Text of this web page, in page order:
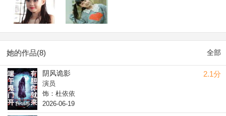
她的作品(8) 全部
2.1分
阴风诡影
演员
饰：杜依依
2026-06-19